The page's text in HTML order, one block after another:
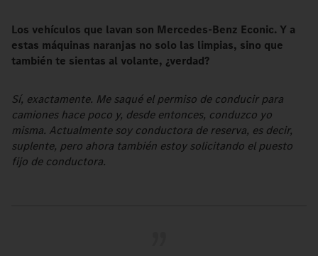
Los vehículos que lavan son Mercedes-Benz Econic. Y a
estas máquinas naranjas no solo las limpias, sino que
también te sientas al volante, ¿verdad?
Sí, exactamente. Me saqué el permiso de conducir para
camiones hace poco y, desde entonces, conduzco yo
misma. Actualmente soy conductora de reserva, es decir,
suplente, pero ahora también estoy solicitando el puesto
fijo de conductora.